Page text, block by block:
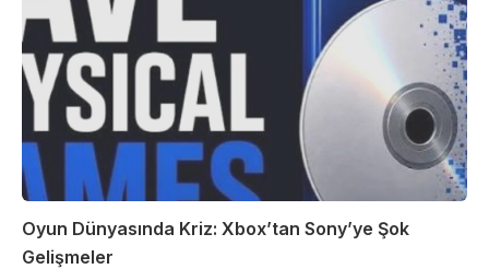
Oyun Dünyasında Kriz: Xbox’tan Sony’ye Şok
Gelişmeler